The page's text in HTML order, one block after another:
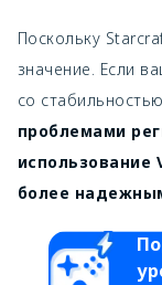
Поскольку
значение. Если
со
проблемами
использование
более